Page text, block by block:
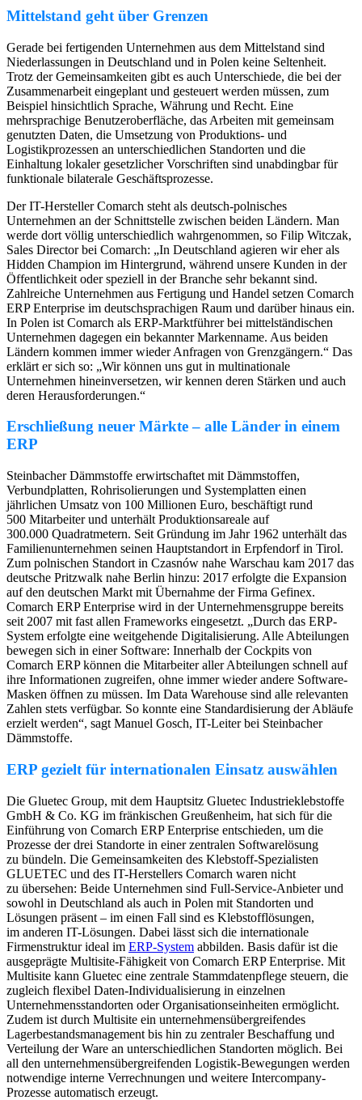
Mittelstand geht über Grenzen
Gerade bei fertigenden Unternehmen aus dem Mittelstand sind
Niederlassungen in Deutschland und in Polen keine Seltenheit.
Trotz der Gemeinsamkeiten gibt es auch Unterschiede, die bei der
Zusammenarbeit eingeplant und gesteuert werden müssen, zum
Beispiel hinsichtlich Sprache, Währung und Recht. Eine
mehrsprachige Benutzeroberfläche, das Arbeiten mit gemeinsam
genutzten Daten, die Umsetzung von Produktions- und
Logistikprozessen an unterschiedlichen Standorten und die
Einhaltung lokaler gesetzlicher Vorschriften sind unabdingbar für
funktionale bilaterale Geschäftsprozesse.
Der IT-Hersteller Comarch steht als deutsch-polnisches
Unternehmen an der Schnittstelle zwischen beiden Ländern. Man
werde dort völlig unterschiedlich wahrgenommen, so Filip Witczak,
Sales Director bei Comarch: „In Deutschland agieren wir eher als
Hidden Champion im Hintergrund, während unsere Kunden in der
Öffentlichkeit oder speziell in der Branche sehr bekannt sind.
Zahlreiche Unternehmen aus Fertigung und Handel setzen Comarch
ERP Enterprise im deutschsprachigen Raum und darüber hinaus ein.
In Polen ist Comarch als ERP-Marktführer bei mittelständischen
Unternehmen dagegen ein bekannter Markenname. Aus beiden
Ländern kommen immer wieder Anfragen von Grenzgängern.“ Das
erklärt er sich so: „Wir können uns gut in multinationale
Unternehmen hineinversetzen, wir kennen deren Stärken und auch
deren Herausforderungen.“
Erschließung neuer Märkte – alle Länder in einem
ERP
Steinbacher Dämmstoffe erwirtschaftet mit Dämmstoffen,
Verbundplatten, Rohrisolierungen und Systemplatten einen
jährlichen Umsatz von 100 Millionen Euro, beschäftigt rund
500 Mitarbeiter und unterhält Produktionsareale auf
300.000 Quadratmetern. Seit Gründung im Jahr 1962 unterhält das
Familienunternehmen seinen Hauptstandort in Erpfendorf in Tirol.
Zum polnischen Standort in Czasnów nahe Warschau kam 2017 das
deutsche Pritzwalk nahe Berlin hinzu: 2017 erfolgte die Expansion
auf den deutschen Markt mit Übernahme der Firma Gefinex.
Comarch ERP Enterprise wird in der Unternehmensgruppe bereits
seit 2007 mit fast allen Frameworks eingesetzt. „Durch das ERP-
System erfolgte eine weitgehende Digitalisierung. Alle Abteilungen
bewegen sich in einer Software: Innerhalb der Cockpits von
Comarch ERP können die Mitarbeiter aller Abteilungen schnell auf
ihre Informationen zugreifen, ohne immer wieder andere Software-
Masken öffnen zu müssen. Im Data Warehouse sind alle relevanten
Zahlen stets verfügbar. So konnte eine Standardisierung der Abläufe
erzielt werden“, sagt Manuel Gosch, IT-Leiter bei Steinbacher
Dämmstoffe.
ERP gezielt für internationalen Einsatz auswählen
Die Gluetec Group, mit dem Hauptsitz Gluetec Industrieklebstoffe
GmbH & Co. KG im fränkischen Greußenheim, hat sich für die
Einführung von Comarch ERP Enterprise entschieden, um die
Prozesse der drei Standorte in einer zentralen Softwarelösung
zu bündeln. Die Gemeinsamkeiten des Klebstoff-Spezialisten
GLUETEC und des IT-Herstellers Comarch waren nicht
zu übersehen: Beide Unternehmen sind Full-Service-Anbieter und
sowohl in Deutschland als auch in Polen mit Standorten und
Lösungen präsent – im einen Fall sind es Klebstofflösungen,
im anderen IT-Lösungen. Dabei lässt sich die internationale
Firmenstruktur ideal im ERP-System abbilden. Basis dafür ist die
ausgeprägte Multisite-Fähigkeit von Comarch ERP Enterprise. Mit
Multisite kann Gluetec eine zentrale Stammdatenpflege steuern, die
zugleich flexibel Daten-Individualisierung in einzelnen
Unternehmensstandorten oder Organisationseinheiten ermöglicht.
Zudem ist durch Multisite ein unternehmensübergreifendes
Lagerbestandsmanagement bis hin zu zentraler Beschaffung und
Verteilung der Ware an unterschiedlichen Standorten möglich. Bei
all den unternehmensübergreifenden Logistik-Bewegungen werden
notwendige interne Verrechnungen und weitere Intercompany-
Prozesse automatisch erzeugt.